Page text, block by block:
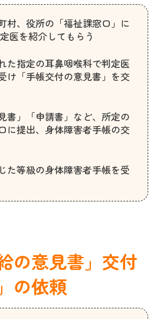
村、役所の「福祉課窓口」に
医を紹介してもらう
た指定の耳鼻咽喉科で判定医
け「手帳交付の意見書」を交
書」「申請書」など、所定の
に提出、身体障害者手帳の交
た等級の身体障害者手帳を受
の意見書」交付
の依頼